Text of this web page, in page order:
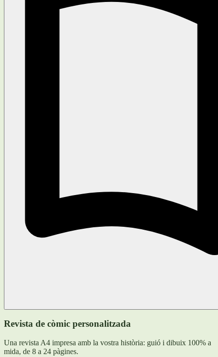
Revista de còmic personalitzada
Una revista A4 impresa amb la vostra història: guió i dibuix 100% a
mida, de 8 a 24 pàgines.